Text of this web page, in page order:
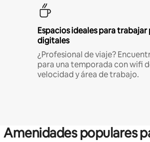
Espacios ideales para trabajar
digitales
¿Profesional de viaje?
para una temporada con wifi
velocidad y área de trabajo.
Amenidades populares